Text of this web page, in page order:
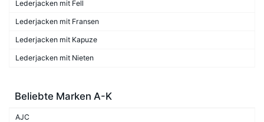
Lederjacken mit Fell
Lederjacken mit Fransen
Lederjacken mit Kapuze
Lederjacken mit Nieten
Beliebte Marken A-K
AJC